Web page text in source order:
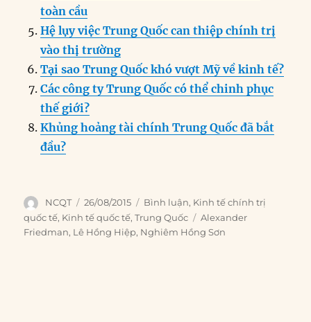
toàn cầu
Hệ lụy việc Trung Quốc can thiệp chính trị
vào thị trường
Tại sao Trung Quốc khó vượt Mỹ về kinh tế?
Các công ty Trung Quốc có thể chinh phục
thế giới?
Khủng hoảng tài chính Trung Quốc đã bắt
đầu?
Author
NCQT
Posted
on
26/08/2015 Categories
Bình luận, Kinh tế chính trị
quốc tế, Kinh tế quốc tế,Trung Quốc Tags
Alexander
Friedman, Lê Hồng Hiệp, Nghiêm Hồng Sơn